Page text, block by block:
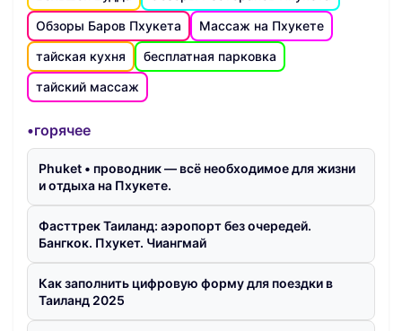
Обзоры Баров Пхукета
Массаж на Пхукете
тайская кухня
бесплатная парковка
тайский массаж
•горячее
Phuket • проводник — всё необходимое для жизни
и отдыха на Пхукете.
Фасттрек Таиланд: аэропорт без очередей.
Бангкок. Пхукет. Чиангмай
Как заполнить цифровую форму для поездки в
Таиланд 2025